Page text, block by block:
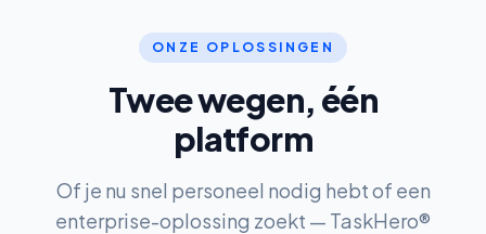
ONZE OPLOSSINGEN
Twee wegen, één
platform
Of je nu snel personeel nodig hebt of een
enterprise-oplossing zoekt — TaskHero®